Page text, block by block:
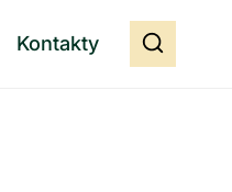
Kontakty